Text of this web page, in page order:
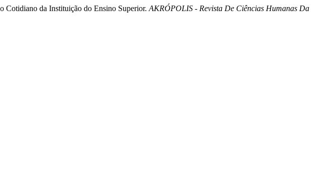
da Instituição do Ensino Superior. AKRÓPOLIS - Revista De Ciências Humanas Da